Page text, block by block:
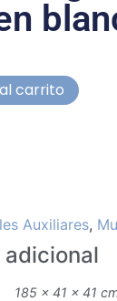
carrito
Auxiliares,
adicional
185 × 41 × 41